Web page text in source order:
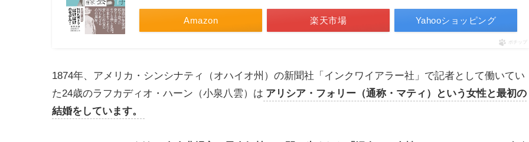
Amazon 楽天市場 Yahooショッピング
ポチップ
1874年、アメリカ・シンシナティ（オハイオ州）の新聞社「インクワイアラー社」で記者として働いてい
た24歳のラフカディオ・ハーン（小泉八雲）は アリシア・フォリー（通称・マティ）という女性と最初の
結婚をしています。